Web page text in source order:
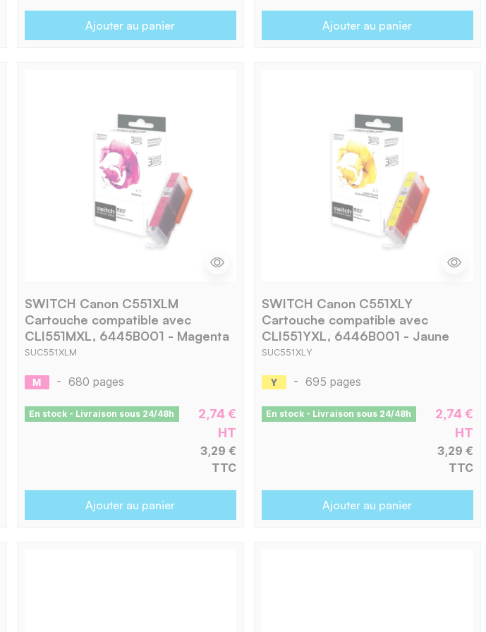
Ajouter au panier Ajouter au panier
SWITCH Canon C551XLM
Cartouche compatible avec
CLI551MXL, 6445B001 - Magenta
SUC551XLM
- 680 pages
En stock - Livraison sous 24/48h
2,74 €
HT
3,29 €
TTC
Ajouter au panier
SWITCH Canon C551XLY
Cartouche compatible avec
CLI551YXL, 6446B001 - Jaune
SUC551XLY
- 695 pages
En stock - Livraison sous 24/48h
2,74 €
HT
3,29 €
TTC
Ajouter au panier